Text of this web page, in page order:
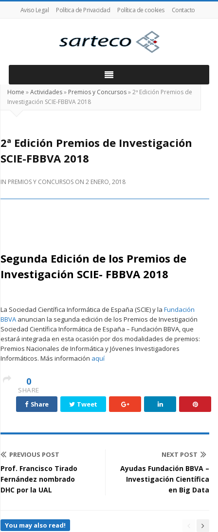
Aviso Legal Política de Privacidad Política de cookies Contacto
Home »Actividades» Premios y Concursos»2ª Edición Premios de
Investigación SCIE-FBBVA 2018
2ª Edición Premios de Investigación
SCIE-FBBVA 2018
IN PREMIOS Y CONCURSOS ON 2 ENERO, 2018
Segunda Edición de los Premios de
Investigación SCIE- FBBVA 2018
La Sociedad Científica Informática de España (SCIE) y la Fundación
BBVA anuncian la segunda edición de los Premios de Investigación
Sociedad Científica Informática de España – Fundación BBVA, que
estará integrada en esta ocasión por dos modalidades de premios:
Premios Nacionales de Informática y Jóvenes Investigadores
Informáticos. Más información aquí
0
SHARE
Share
Tweet
PREVIOUS POST
Prof. Francisco Tirado
Fernández nombrado
DHC por la UAL
NEXT POST
Ayudas Fundación BBVA –
Investigación Científica
en Big Data
You may also read!